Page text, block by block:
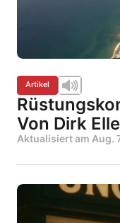
Artikel
Von Dirk
Aktualisiert am Aug.